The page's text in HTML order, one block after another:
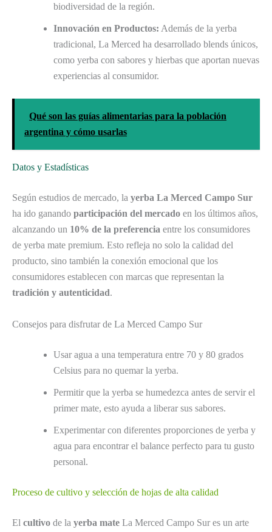
biodiversidad de la región.
Innovación en Productos: Además de la yerba
tradicional, La Merced ha desarrollado blends únicos,
como yerba con sabores y hierbas que aportan nuevas
experiencias al consumidor.
Qué son las guías alimentarias para la población
argentina y cómo usarlas
Datos y Estadísticas
Según estudios de mercado, la yerba La Merced Campo Sur
ha ido ganando participación del mercado en los últimos años,
alcanzando un 10% de la preferencia entre los consumidores
de yerba mate premium. Esto refleja no solo la calidad del
producto, sino también la conexión emocional que los
consumidores establecen con marcas que representan la
tradición y autenticidad.
Consejos para disfrutar de La Merced Campo Sur
Usar agua a una temperatura entre 70 y 80 grados
Celsius para no quemar la yerba.
Permitir que la yerba se humedezca antes de servir el
primer mate, esto ayuda a liberar sus sabores.
Experimentar con diferentes proporciones de yerba y
agua para encontrar el balance perfecto para tu gusto
personal.
Proceso de cultivo y selección de hojas de alta calidad
El cultivo de la yerba mate La Merced Campo Sur es un arte